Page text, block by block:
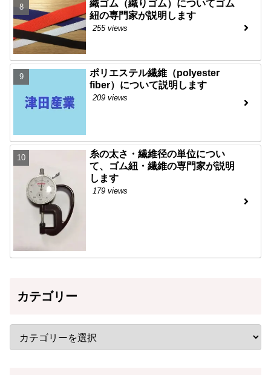
織ゴム（織りゴム）についてゴム
紐の専門家が説明します
255 views
ポリエステル繊維（polyester
fiber）について説明します
209 views
糸の太さ・繊維径の単位につい
て、ゴム紐・繊維の専門家が説明
します
179 views
カテゴリー